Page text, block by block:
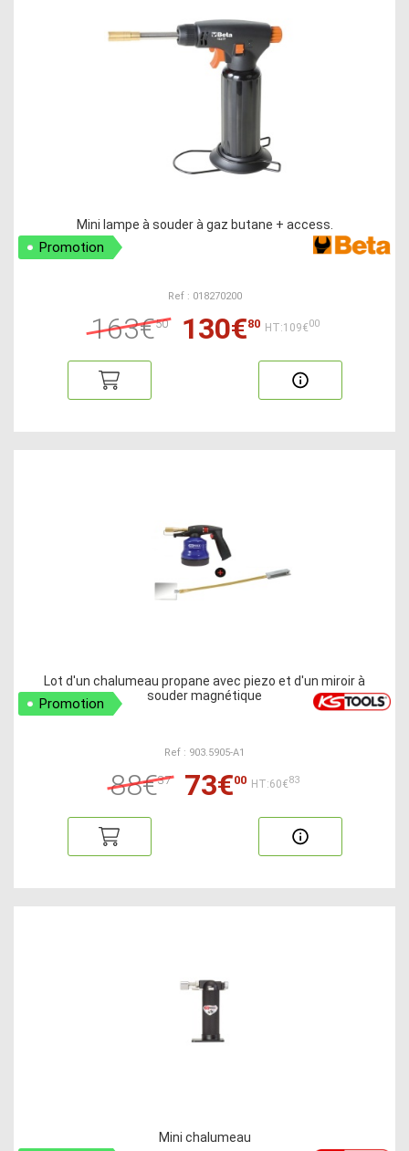
Mini lampe à souder à gaz butane + access.
Promotion
Ref : 018270200
163€50 130€80 HT:109€00
Lot d'un chalumeau propane avec piezo et d'un miroir à
souder magnétique
Promotion
Ref : 903.5905-A1
88€37 73€00 HT:60€83
Mini chalumeau